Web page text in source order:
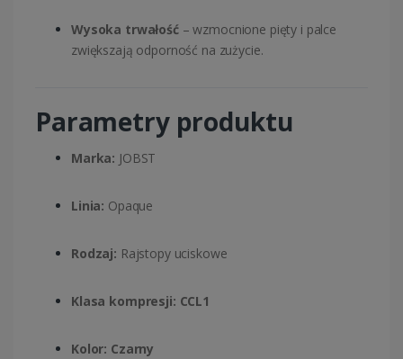
Wysoka trwałość– wzmocnione pięty i palce
zwiększają odporność na zużycie.
Parametry produktu
Marka: JOBST
Linia: Opaque
Rodzaj: Rajstopy uciskowe
Klasa kompresji: CCL1
Kolor: Czarny